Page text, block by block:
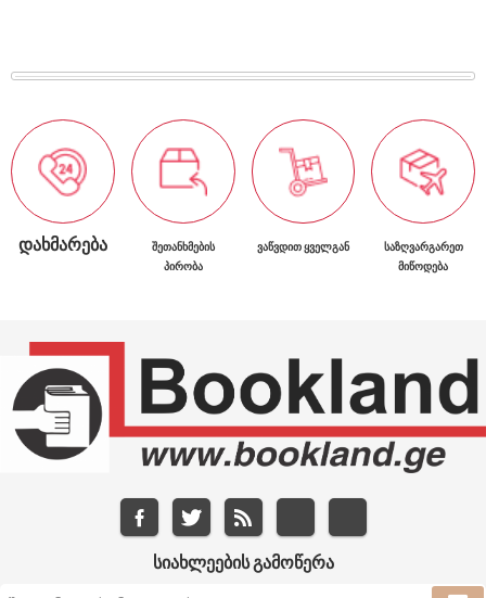
ᲓᲐᲮᲛᲐᲠᲔᲑᲐ
ᲨᲔᲗᲐᲜᲮᲛᲔᲑᲘᲡ
ᲞᲘᲠᲝᲑᲐ
ᲕᲐᲬᲕᲓᲘᲗ ᲧᲕᲔᲚᲒᲐᲜ
ᲡᲐᲖᲦᲕᲐᲠᲒᲐᲠᲔᲗ
ᲛᲘᲬᲝᲓᲔᲑᲐ
ᲡᲘᲐᲮᲚᲔᲔᲑᲘᲡ ᲒᲐᲛᲝᲬᲔᲠᲐ